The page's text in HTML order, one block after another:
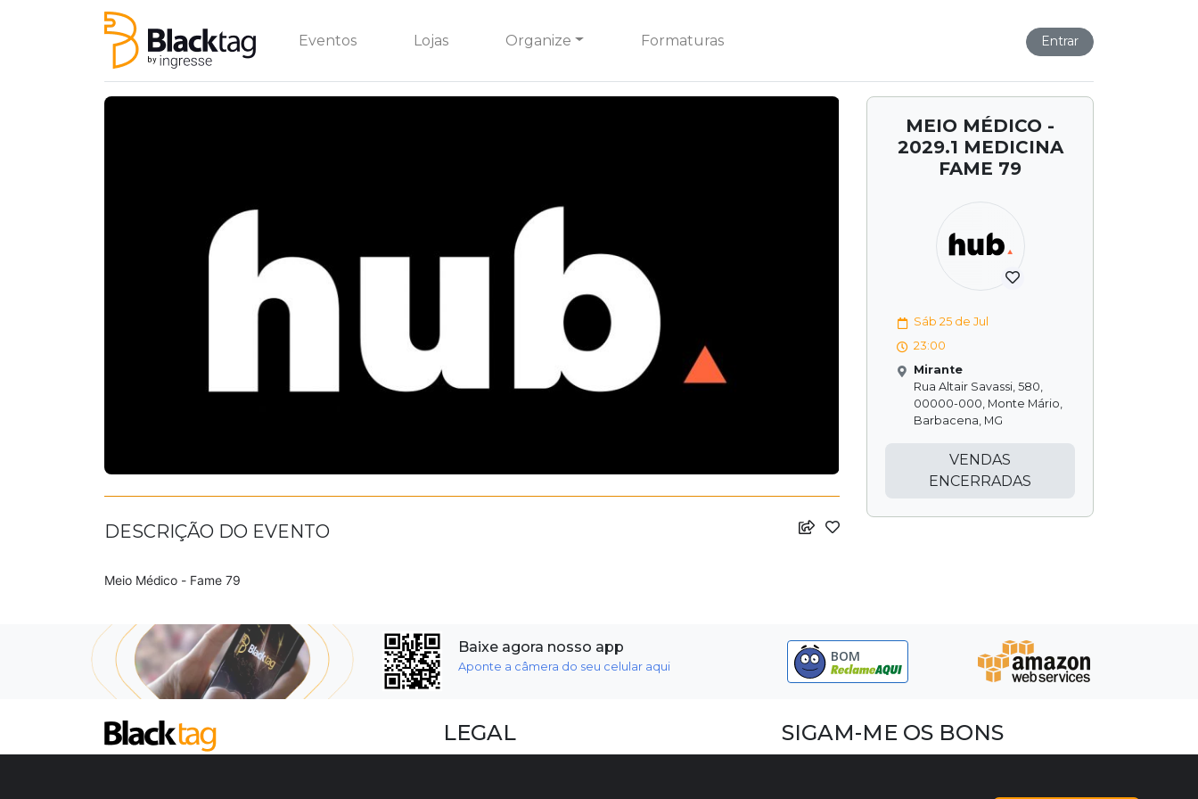
Eventos Lojas Organize Formaturas Entrar
MEIO MÉDICO -
2029.1 MEDICINA
FAME 79
Sáb 25 de Jul
23:00
Mirante
Rua Altair Savassi, 580,
00000-000, Monte Mário,
Barbacena, MG
VENDAS
ENCERRADAS
DESCRIÇÃO DO EVENTO
Meio Médico - Fame 79
Baixe agora nosso app
Aponte a câmera do seu celular aqui
BOM
LEGAL SIGAM-ME OS BONS